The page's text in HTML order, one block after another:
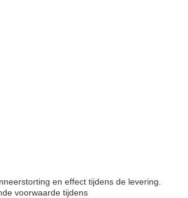
en effect tijdens de levering.
voorwaarde tijdens